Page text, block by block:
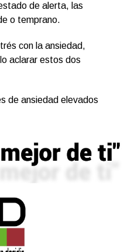
de alerta, las
o temprano.
con la ansiedad,
aclarar estos dos
de ansiedad elevados